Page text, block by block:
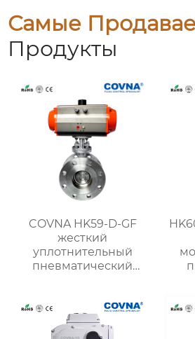
Самые
Продукты
COVNA HK59-D-GF
жесткий
уплотнительный
пневматический
клапан-бабочка